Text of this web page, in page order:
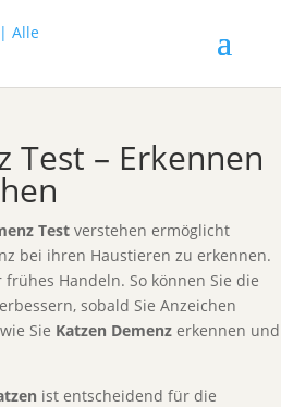
Test – Erkennen
Test verstehen ermöglicht
bei ihren Haustieren zu erkennen.
Handeln. So können Sie die
sobald Sie Anzeichen
Sie Katzen Demenz erkennen und
ist entscheidend für die